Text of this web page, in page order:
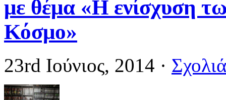
με θέμα «Η ενίσχυση
Κόσμο»
23rd Ιούνιος, 2014 ·